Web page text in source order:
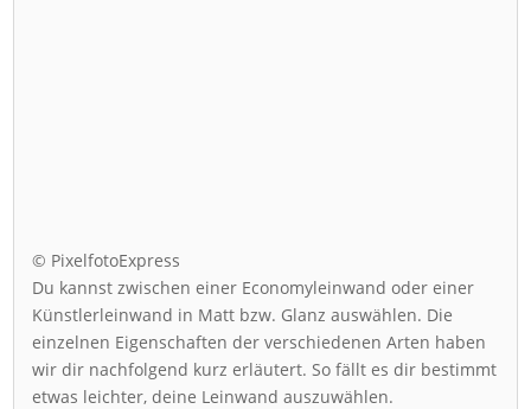
© PixelfotoExpress
Du kannst zwischen einer Economyleinwand oder einer
Künstlerleinwand in Matt bzw. Glanz auswählen. Die
einzelnen Eigenschaften der verschiedenen Arten haben
wir dir nachfolgend kurz erläutert. So fällt es dir bestimmt
etwas leichter, deine Leinwand auszuwählen.